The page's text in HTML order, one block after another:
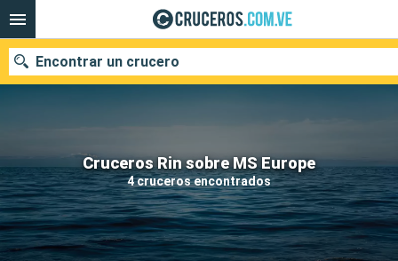
Cruceros Rin sobre MS Europe
4 cruceros encontrados
Encontrar un crucero
Nuestros destinos
Fecha de salida
Puertos Compañías